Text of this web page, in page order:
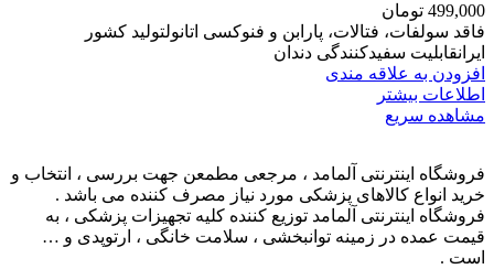
499,000 تومان
فاقد سولفات، فتالات، پارابن و فنوکسی اتانولتولید کشور
ایرانقابلیت سفیدکنندگی دندان
افزودن به علاقه مندی
اطلاعات بیشتر
مشاهده سریع
فروشگاه اینترنتی آلمامد ، مرجعی مطمعن جهت بررسی ، انتخاب و
خرید انواع کالاهای پزشکی مورد نیاز مصرف کننده می باشد .
فروشگاه اینترنتی آلمامد توزیع کننده کلیه تجهیزات پزشکی ، به
قیمت عمده در زمینه توانبخشی ، سلامت خانگی ، ارتوپدی و …
است .